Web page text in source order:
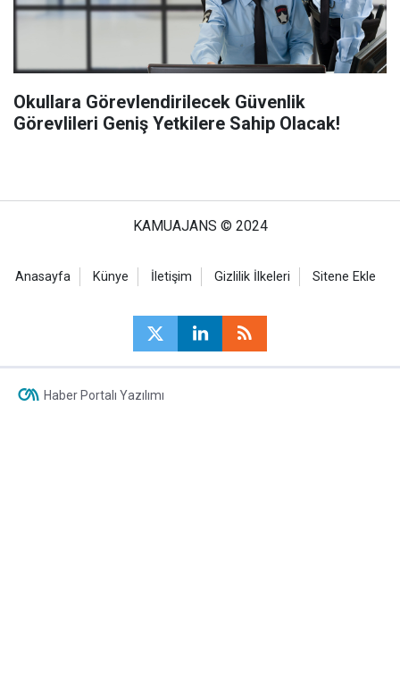
Okullara Görevlendirilecek Güvenlik
Görevlileri Geniş Yetkilere Sahip Olacak!
KAMUAJANS © 2024
Anasayfa Künye İletişim Gizlilik İlkeleri Sitene Ekle
Haber Portalı Yazılımı